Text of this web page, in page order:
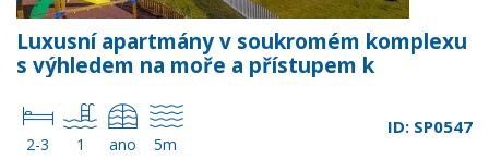
Luxusní apartmány v soukromém komplexu
s výhledem na moře a přístupem k
2-3 1 ano 5m
ID: SP0547